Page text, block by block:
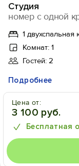
Студия
номер с одной
1 двухспальная
Комнат: 1
Гостей: 2
Подробнее
Цена от:
3 100 руб.
Бесплатная